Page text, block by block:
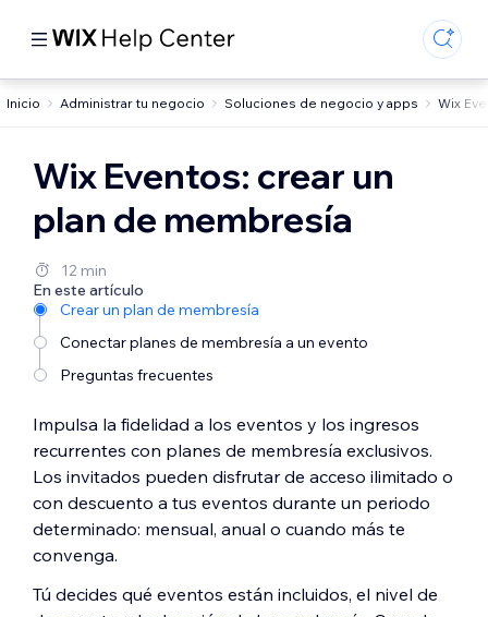
Inicio Administrar tu negocio Soluciones de negocio y apps Wix
Wix Eventos: crear un
plan de membresía
12 min
En este artículo
Crear un plan de membresía
Conectar planes de membresía a un evento
Preguntas frecuentes
Impulsa la fidelidad a los eventos y los ingresos
recurrentes con planes de membresía exclusivos.
Los invitados pueden disfrutar de acceso ilimitado o
con descuento a tus eventos durante un periodo
determinado: mensual, anual o cuando más te
convenga.
Tú decides qué eventos están incluidos, el nivel de